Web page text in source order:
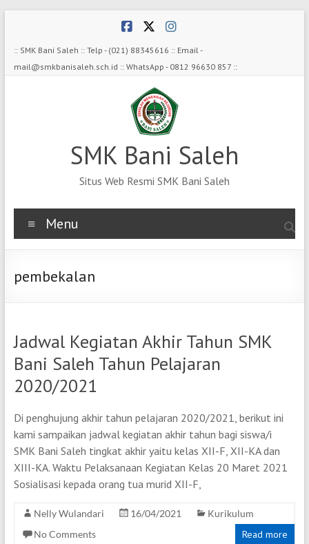
content
:: SMK Bani Saleh :: Telp - (021) 88345616 :: Email -
mail@smkbanisaleh.sch.id :: WhatsApp - 0812 96630 857 ::
SMK Bani Saleh
Situs Web Resmi SMK Bani Saleh
Menu
pembekalan
Jadwal Kegiatan Akhir Tahun SMK
Bani Saleh Tahun Pelajaran
2020/2021
Di penghujung akhir tahun pelajaran 2020/2021, berikut ini
kami sampaikan jadwal kegiatan akhir tahun bagi siswa/i
SMK Bani Saleh tingkat akhir yaitu kelas XII-F, XII-KA dan
XIII-KA. Waktu Pelaksanaan Kegiatan Kelas 20 Maret 2021
Sosialisasi kepada orang tua murid XII-F,
Nelly Wulandari 16/04/2021
Kurikulum
No Comments
Read more